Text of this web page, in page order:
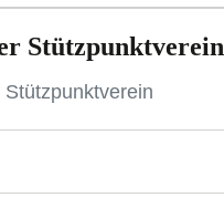
Stützpunktverein